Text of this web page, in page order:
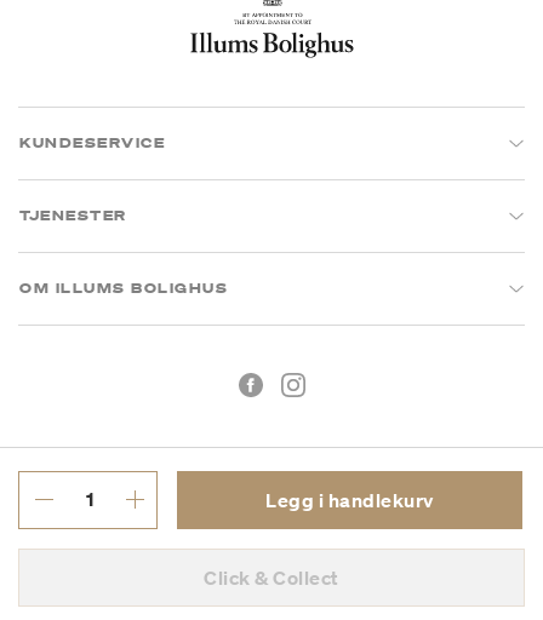
Legg i handlekurv
Click & Collect
KUNDESERVICE
TJENESTER
OM ILLUMS BOLIGHUS
MVA: 993 075 930